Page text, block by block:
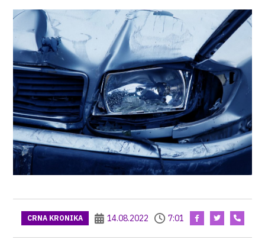
CRNA KRONIKA 14.08.2022 7:01